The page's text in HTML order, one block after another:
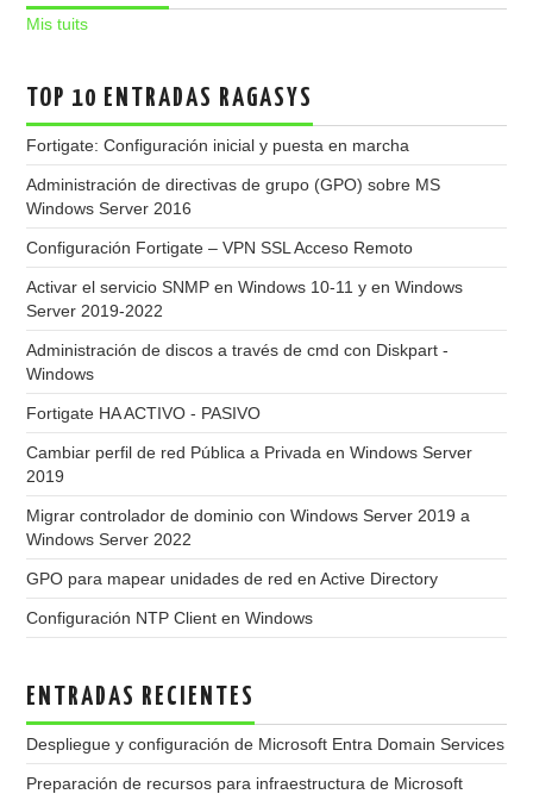
Mis tuits
TOP 10 ENTRADAS RAGASYS
Fortigate: Configuración inicial y puesta en marcha
Administración de directivas de grupo (GPO) sobre MS
Windows Server 2016
Configuración Fortigate – VPN SSL Acceso Remoto
Activar el servicio SNMP en Windows 10-11 y en Windows
Server 2019-2022
Administración de discos a través de cmd con Diskpart -
Windows
Fortigate HA ACTIVO - PASIVO
Cambiar perfil de red Pública a Privada en Windows Server
2019
Migrar controlador de dominio con Windows Server 2019 a
Windows Server 2022
GPO para mapear unidades de red en Active Directory
Configuración NTP Client en Windows
ENTRADAS RECIENTES
Despliegue y configuración de Microsoft Entra Domain Services
Preparación de recursos para infraestructura de Microsoft